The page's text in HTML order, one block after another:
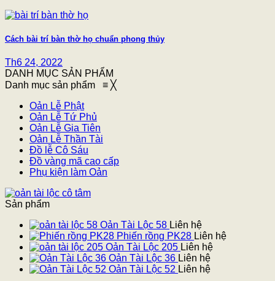
Cách bài trí bàn thờ họ chuẩn phong thủy
Th6 24, 2022
DANH MỤC SẢN PHẨM
Danh mục sản phẩm ≡ ╳
Oản Lễ Phật
Oản Lễ Tứ Phủ
Oản Lễ Gia Tiên
Oản Lễ Thần Tài
Đồ lễ Cô Sáu
Đồ vàng mã cao cấp
Phụ kiện làm Oản
Sản phẩm
Oản Tài Lộc 58 Liên hệ
Phiến rồng PK28 Liên hệ
Oản Tài Lộc 205 Liên hệ
Oản Tài Lộc 36 Liên hệ
Oản Tài Lộc 52 Liên hệ